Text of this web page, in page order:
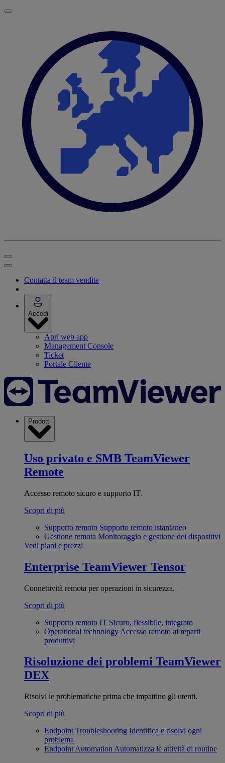
Contatta il team vendite
Accedi
Apri web app
Management Console
Ticket
Portale Cliente
Prodotti
Uso privato e SMB TeamViewer
Remote
Accesso remoto sicuro e supporto IT.
Scopri di più
Supporto remoto Supporto remoto istantaneo
Gestione remota Monitoraggio e gestione dei dispositivi
Vedi piani e prezzi
Enterprise TeamViewer Tensor
Connettività remota per operazioni in sicurezza.
Scopri di più
Supporto remoto IT Sicuro, flessibile, integrato
Operational technology Accesso remoto ai reparti
produttivi
Risoluzione dei problemi TeamViewer
DEX
Risolvi le problematiche prima che impattino gli utenti.
Scopri di più
Endpoint Troubleshooting Identifica e risolvi ogni
problema
Endpoint Automation Automatizza le attività di routine